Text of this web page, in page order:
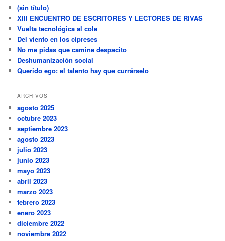
(sin título)
XIII ENCUENTRO DE ESCRITORES Y LECTORES DE RIVAS
Vuelta tecnológica al cole
Del viento en los cipreses
No me pidas que camine despacito
Deshumanización social
Querido ego: el talento hay que currárselo
ARCHIVOS
agosto 2025
octubre 2023
septiembre 2023
agosto 2023
julio 2023
junio 2023
mayo 2023
abril 2023
marzo 2023
febrero 2023
enero 2023
diciembre 2022
noviembre 2022